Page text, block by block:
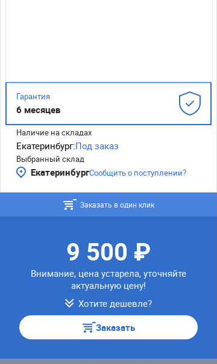
Гарантия
6 месяцев
Наличие на складах
Екатеринбург:Под заказ
Выбранный склад
ЕкатеринбургСообщить о поступлении?
Заказать в один клик
9 500 ₽
Внимание, цена устарела, уточняйте
актуальную цену!
Хотите дешевле?
Заказать